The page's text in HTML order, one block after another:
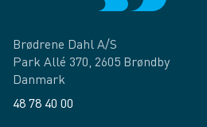
Brødrene Dahl A/S
Park Allé 370, 2605 Brøndby
Danmark
48 78 40 00